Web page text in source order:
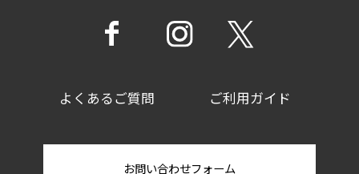
よくあるご質問 ご利用ガイド
お問い合わせフォーム